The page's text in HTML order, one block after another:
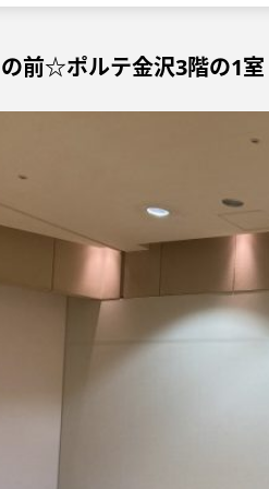
前☆ポルテ金沢3階の1